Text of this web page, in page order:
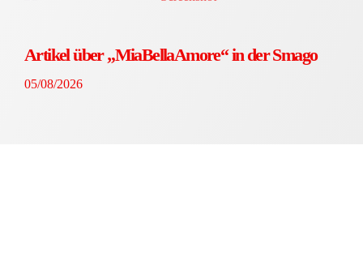
Artikel über „MiaBellaAmore“ in der Smago
05/08/2026